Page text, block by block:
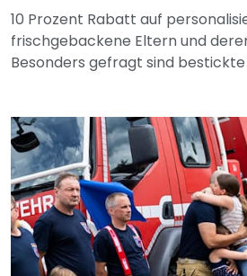
10 Prozent Rabatt auf
frischgebackene Eltern und
Besonders gefragt sind bestickte